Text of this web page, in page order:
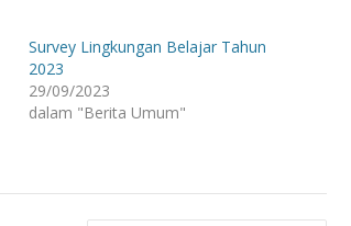
Survey Lingkungan Belajar Tahun
2023
29/09/2023
dalam "Berita Umum"